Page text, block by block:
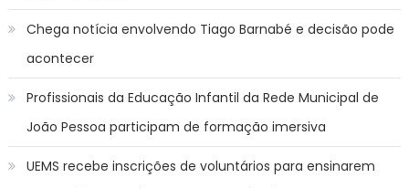
Chega notícia envolvendo Tiago Barnabé e decisão pode
acontecer
Profissionais da Educação Infantil da Rede Municipal de
João Pessoa participam de formação imersiva
UEMS recebe inscrições de voluntários para ensinarem